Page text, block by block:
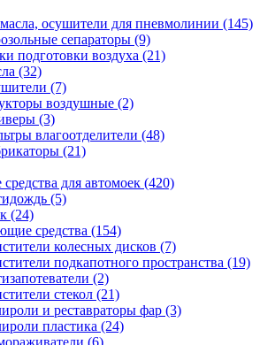
осушители для пневмолинии (145)
сепараторы (9)
подготовки воздуха (21)
(32)
(7)
воздушные (2)
(3)
влагоотделители (48)
(21)
для автомоек (420)
(5)
(24)
средства (154)
колесных дисков (7)
подкапотного пространства (19)
(2)
стекол (21)
и реставраторы фар (3)
пластика (24)
(6)